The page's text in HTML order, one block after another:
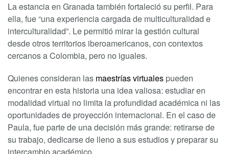
La estancia en Granada también fortaleció su perfil. Para
ella, fue “una experiencia cargada de multiculturalidad e
interculturalidad”. Le permitió mirar la gestión cultural
desde otros territorios iberoamericanos, con contextos
cercanos a Colombia, pero no iguales.
Quienes consideran las maestrías virtuales pueden
encontrar en esta historia una idea valiosa: estudiar en
modalidad virtual no limita la profundidad académica ni las
oportunidades de proyección internacional. En el caso de
Paula, fue parte de una decisión más grande: retirarse de
su trabajo, dedicarse de lleno a sus estudios y preparar su